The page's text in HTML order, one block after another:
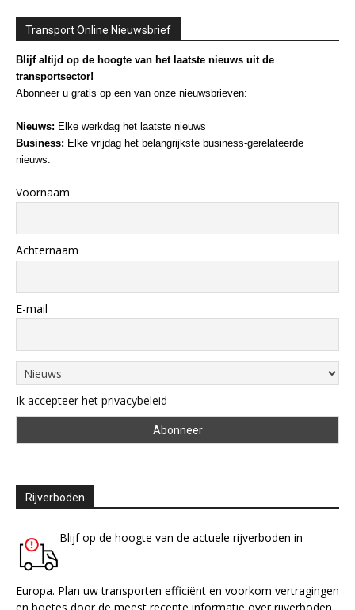
Transport Online Nieuwsbrief
Blijf altijd op de hoogte van het laatste nieuws uit de
transportsector!
Abonneer u gratis op een van onze nieuwsbrieven:
Nieuws: Elke werkdag het laatste nieuws
Business: Elke vrijdag het belangrijkste business-gerelateerde
nieuws.
Voornaam
Achternaam
E-mail
Ik accepteer het privacybeleid
Rijverboden
Blijf op de hoogte van de actuele rijverboden in
Europa. Plan uw transporten efficiënt en voorkom vertragingen